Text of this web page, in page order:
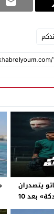
يتصدران
الترند بـ«أحلام على الدكة» بعد 10
قوية ضد